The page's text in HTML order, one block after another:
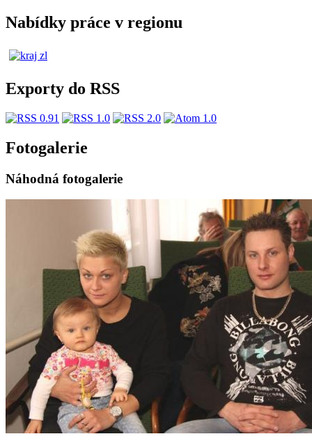
Nabídky práce v regionu
Exporty do RSS
Fotogalerie
Náhodná fotogalerie